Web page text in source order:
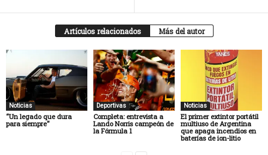
Artículos relacionados Más del autor
Noticias
“Un legado que dura
para siempre“
Deportivas
Completa: entrevista a
Lando Norris campeón de
la Fórmula 1
Noticias
El primer extintor portátil
multiuso de Argentina
que apaga incendios en
baterías de ion-litio